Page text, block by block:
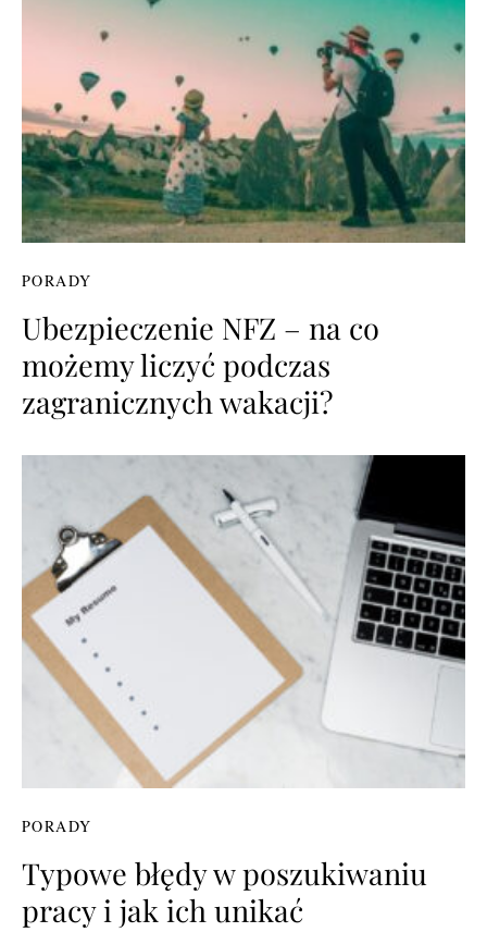
PORADY
Ubezpieczenie NFZ – na co
możemy liczyć podczas
zagranicznych wakacji?
PORADY
Typowe błędy w poszukiwaniu
pracy i jak ich unikać